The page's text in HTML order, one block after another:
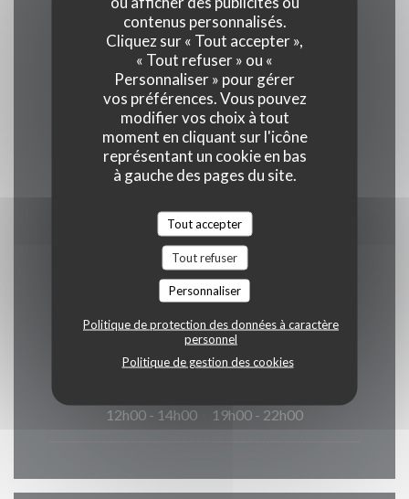
contenus personnalisés.
Cliquez sur « Tout accepter »,
« Tout refuser » ou «
Personnaliser » pour gérer
vos préférences. Vous pouvez
modifier vos choix à tout
moment en cliquant sur l'icône
représentant un cookie en bas
à gauche des pages du site.
Tout accepter
Tout refuser
Personnaliser
Politique de protection des données à caractère
personnel
Politique de gestion des cookies
Services
Accès aux personnes à mobilité réduite,
Privatisation, Terrasse, Wifi
Moyens de paiement
Apple Pay, Paiement Sans Contact,
Eurocard/Mastercard, Espèces, Visa, American
Horaires
12h00 - 14h00
19h00 - 22h00